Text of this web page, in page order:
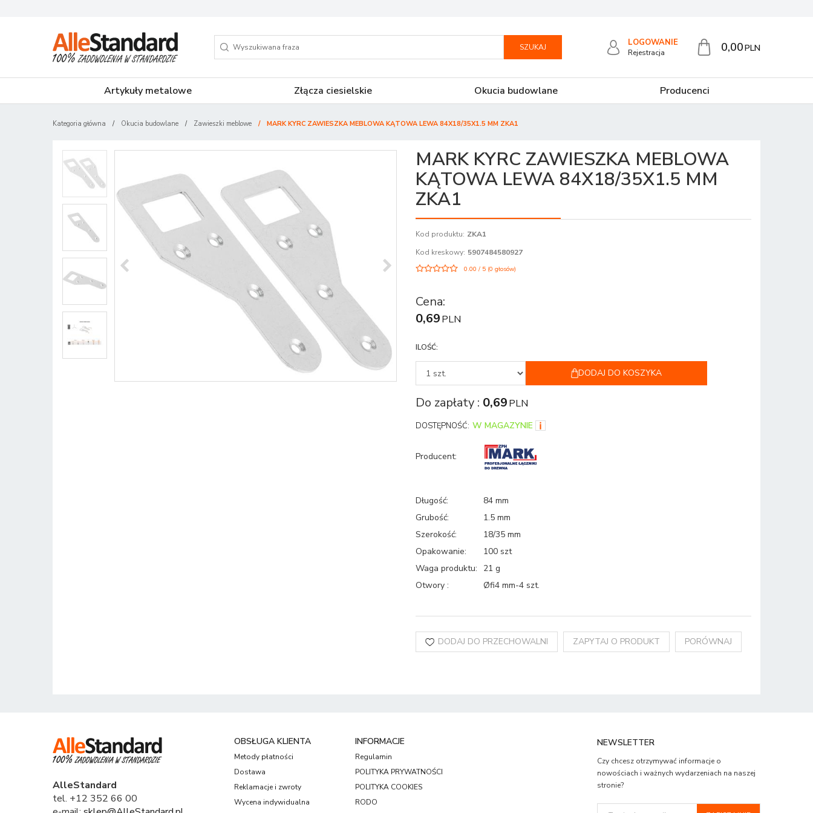
SZUKAJ LOGOWANIE
Rejestracja 0,00PLN
Artykuły metalowe Złącza ciesielskie Okucia budowlane Producenci
Kategoria główna / Okucia budowlane / Zawieszki meblowe / MARK KYRC ZAWIESZKA MEBLOWA KĄTOWA LEWA 84X18/35X1.5 MM ZKA1
MARK KYRC ZAWIESZKA MEBLOWA
KĄTOWA LEWA 84X18/35X1.5 MM
ZKA1
Kod produktu: ZKA1
Kod kreskowy: 5907484580927
0.00 / 5 (0 głosów)
Cena:
0,69PLN
ILOŚĆ:
DODAJ DO KOSZYKA
Do zapłaty : 0,69PLN
DOSTĘPNOŚĆ: W MAGAZYNIE
Producent:
Długość:
84 mm
Grubość:
1.5 mm
Szerokość:
18/35 mm
Opakowanie:
100 szt
Waga produktu:
21 g
Otwory : Øfi4 mm-4 szt.
DODAJ DO PRZECHOWALNI ZAPYTAJ O PRODUKT PORÓWNAJ
AlleStandard
tel. +12 352 66 00
OBSŁUGA KLIENTA
Metody płatności
Dostawa
Reklamacje i zwroty
Wycena indywidualna
INFORMACJE
Regulamin
POLITYKA PRYWATNOŚCI
POLITYKA COOKIES
RODO
NEWSLETTER
Czy chcesz otrzymywać informacje o
nowościach i ważnych wydarzeniach na naszej
stronie?